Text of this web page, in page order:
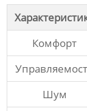
Комфорт
Шум